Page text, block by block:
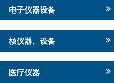
电子仪器设备
核仪器、设备
医疗仪器